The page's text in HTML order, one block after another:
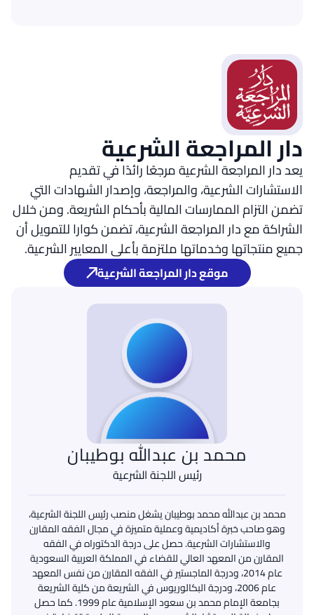
دار المراجعة الشرعية
يعد دار المراجعة الشرعية مرجعًا رائدًا في تقديم
الاستشارات الشرعية، والمراجعة، وإصدار الشهادات التي
تضمن التزام الممارسات المالية بأحكام الشريعة. ومن خلال
الشراكة مع دار المراجعة الشرعية، تضمن كوارا للتمويل أن
جميع منتجاتها وخدماتها ملتزمة بأعلى المعايير الشرعية.
موقع دار المراجعة الشرعية
محمد بن عبدالله بوطيبان
رئيس اللجنة الشرعية
محمد بن عبدالله محمد بوطيبان يشغل منصب رئيس اللجنة الشرعية،
وهو صاحب خبرة أكاديمية وعملية متميزة في مجال الفقه المقارن
والاستشارات الشرعية. حصل على درجة الدكتوراه في الفقه
المقارن من المعهد العالي للقضاء في المملكة العربية السعودية
عام 2014، ودرجة الماجستير في الفقه المقارن من نفس المعهد
عام 2006، ودرجة البكالوريوس في الشريعة من كلية الشريعة
بجامعة الإمام محمد بن سعود الإسلامية عام 1999. كما حصل